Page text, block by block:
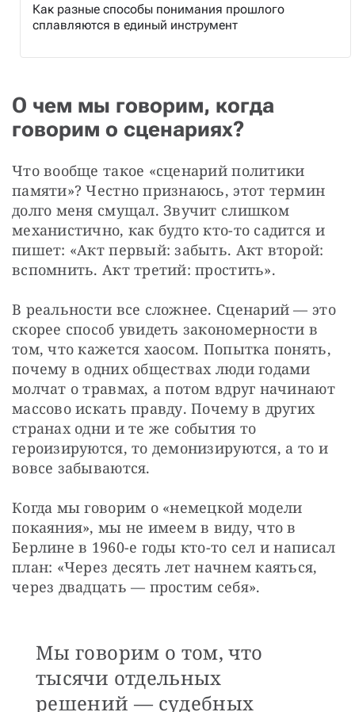
Как разные способы понимания прошлого
сплавляются в единый инструмент
О чем мы говорим, когда
говорим о сценариях?
Что вообще такое «сценарий политики
памяти»? Честно признаюсь, этот термин
долго меня смущал. Звучит слишком
механистично, как будто кто-то садится и
пишет: «Акт первый: забыть. Акт второй:
вспомнить. Акт третий: простить».
В реальности все сложнее. Сценарий — это
скорее способ увидеть закономерности в
том, что кажется хаосом. Попытка понять,
почему в одних обществах люди годами
молчат о травмах, а потом вдруг начинают
массово искать правду. Почему в других
странах одни и те же события то
героизируются, то демонизируются, а то и
вовсе забываются.
Когда мы говорим о «немецкой модели
покаяния», мы не имеем в виду, что в
Берлине в 1960-е годы кто-то сел и написал
план: «Через десять лет начнем каяться,
через двадцать — простим себя».
Мы говорим о том, что
тысячи отдельных
решений — судебных